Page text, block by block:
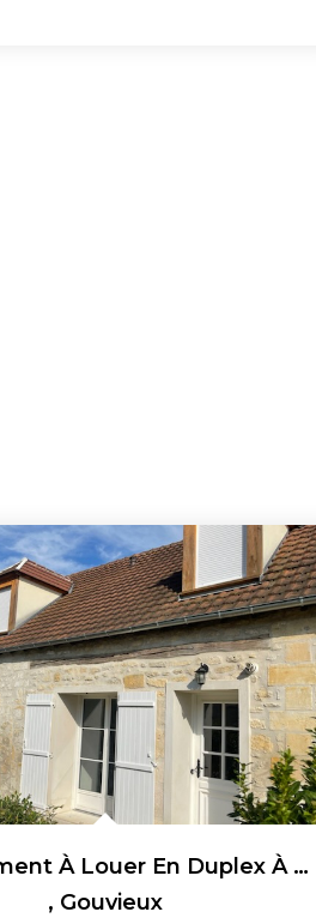
Appartement À Louer En Duplex À Gouvieux 3 Pièces 57 M² LOI...
, Gouvieux